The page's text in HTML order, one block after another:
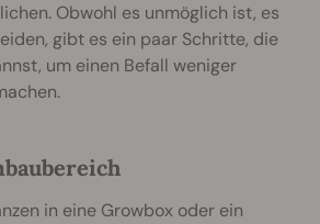
Obwohl es unmöglich ist, es
gibt es ein paar Schritte, die
um einen Befall weniger
in eine Growbox oder ein